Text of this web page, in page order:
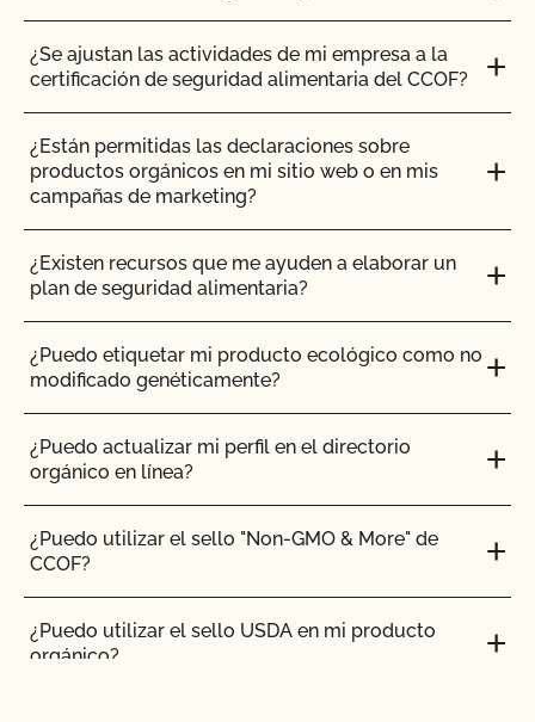
¿Se ajustan las actividades de mi empresa a la
certificación de seguridad alimentaria del CCOF?
¿Están permitidas las declaraciones sobre
productos orgánicos en mi sitio web o en mis
campañas de marketing?
¿Existen recursos que me ayuden a elaborar un
plan de seguridad alimentaria?
¿Puedo etiquetar mi producto ecológico como no
modificado genéticamente?
¿Puedo actualizar mi perfil en el directorio
orgánico en línea?
¿Puedo utilizar el sello "Non-GMO & More" de
CCOF?
¿Puedo utilizar el sello USDA en mi producto
orgánico?
¿Puedo almacenar ingredientes orgánicos y no
orgánicos en el mismo almacén?
¿Puedo utilizar una cocina comercial compartida
para elaborar mis productos?
¿Puedo utilizar un almacén externo para
almacenar y distribuir mis productos?
¿Cómo puedo certificar mi producto orgánico de
cuidado corporal/cuidado personal/cosmética?
¿Cómo puedo utilizar la base de datos Integrity
del USDA para verificar que mis proveedores están
certificados?
¿Cómo añado un nuevo producto a mi certificado
orgánico?
¿Cómo puedo controlar las plagas en mis
instalaciones?